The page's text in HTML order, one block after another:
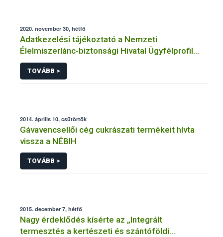
2020. november 30, hétfő
Adatkezelési tájékoztató a Nemzeti
Élelmiszerlánc-biztonsági Hivatal Ügyfélprofil
Rendszerben élelmiszerforgalmazás
témakörben intézhető közhatalmi eljárásaihoz
kapcsolódó adatkezeléséhez
TOVÁBB >
2014. április 10, csütörtök
Gávavencsellői cég cukrászati termékeit hívta
vissza a NÉBIH
TOVÁBB >
2015. december 7, hétfő
Nagy érdeklődés kísérte az „Integrált
termesztés a kertészeti és szántóföldi